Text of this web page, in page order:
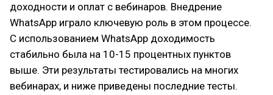
доходности и оплат с вебинаров. Внедрение
WhatsApp играло ключевую роль в этом процессе.
С использованием WhatsApp доходимость
стабильно была на 10-15 процентных пунктов
выше. Эти результаты тестировались на многих
вебинарах, и ниже приведены последние тесты.